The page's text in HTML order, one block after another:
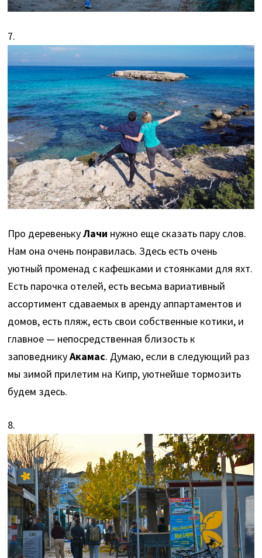
7.
Про деревенькуЛaчи нужно еще сказать пару слов.
Нам она очень понравилась. Здесь есть очень
уютный променад с кафешками и стоянками для яхт.
Есть парочка отелей, есть весьма вариативный
ассортимент сдаваемых в аренду аппартаментов и
домов, есть пляж, есть свои собственные котики, и
главное — непосредственная близость к
заповедникуАкамас. Думаю, если в следующий раз
мы зимой прилетим на Кипр, уютнейше тормозить
будем здесь.
8.